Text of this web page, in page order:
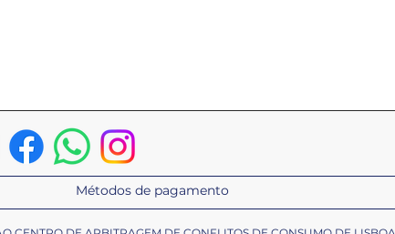
Métodos de pagamento